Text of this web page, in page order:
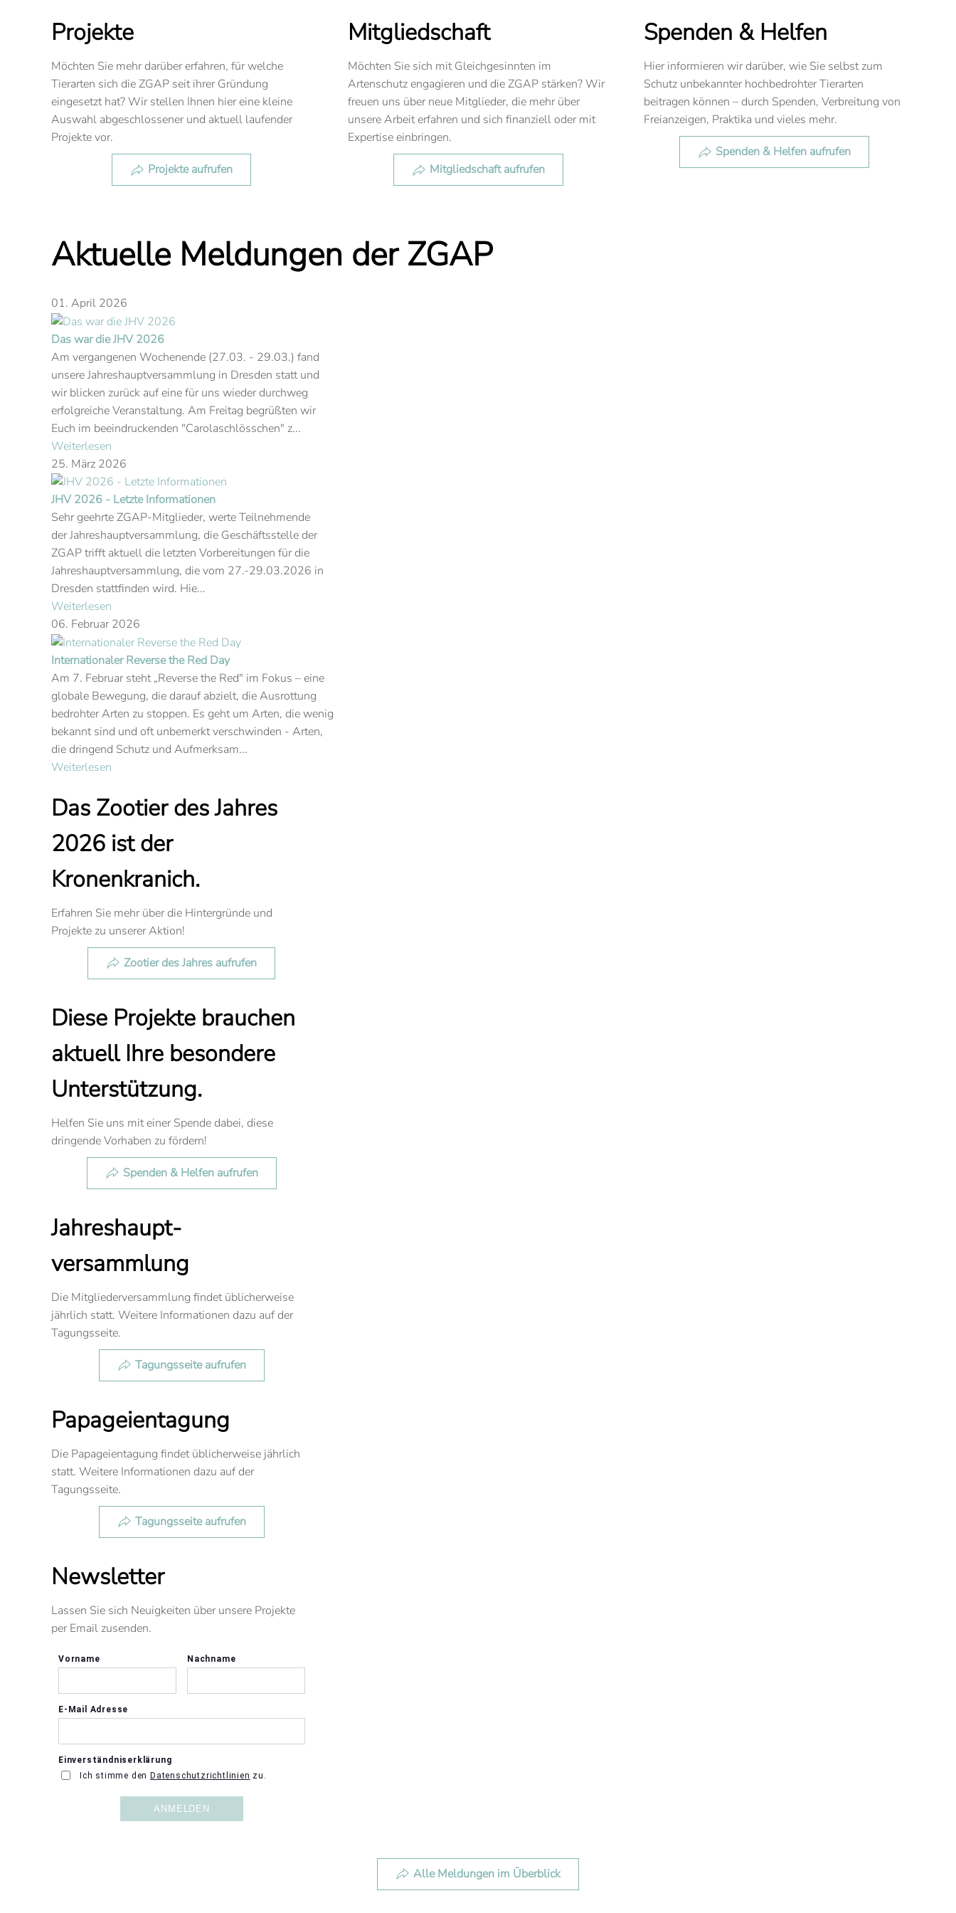
Projekte
Möchten Sie mehr darüber erfahren, für welche
Tierarten sich die ZGAP seit ihrer Gründung
eingesetzt hat? Wir stellen Ihnen hier eine kleine
Auswahl abgeschlossener und aktuell laufender
Projekte vor.
Projekte aufrufen
Mitgliedschaft
Möchten Sie sich mit Gleichgesinnten im
Artenschutz engagieren und die ZGAP stärken? Wir
freuen uns über neue Mitglieder, die mehr über
unsere Arbeit erfahren und sich finanziell oder mit
Expertise einbringen.
Mitgliedschaft aufrufen
Spenden & Helfen
Hier informieren wir darüber, wie Sie selbst zum
Schutz unbekannter hochbedrohter Tierarten
beitragen können – durch Spenden, Verbreitung von
Freianzeigen, Praktika und vieles mehr.
Spenden & Helfen aufrufen
Aktuelle Meldungen der ZGAP
01. April 2026
Das war die JHV 2026
Am vergangenen Wochenende (27.03. - 29.03.) fand
unsere Jahreshauptversammlung in Dresden statt und
wir blicken zurück auf eine für uns wieder durchweg
erfolgreiche Veranstaltung. Am Freitag begrüßten wir
Euch im beeindruckenden "Carolaschlösschen" z...
Weiterlesen
25. März 2026
JHV 2026 - Letzte Informationen
Sehr geehrte ZGAP-Mitglieder, werte Teilnehmende
der Jahreshauptversammlung, die Geschäftsstelle der
ZGAP trifft aktuell die letzten Vorbereitungen für die
Jahreshauptversammlung, die vom 27.-29.03.2026 in
Dresden stattfinden wird. Hie...
Weiterlesen
06. Februar 2026
Internationaler Reverse the Red Day
Am 7. Februar steht „Reverse the Red" im Fokus – eine
globale Bewegung, die darauf abzielt, die Ausrottung
bedrohter Arten zu stoppen. Es geht um Arten, die wenig
bekannt sind und oft unbemerkt verschwinden - Arten,
die dringend Schutz und Aufmerksam...
Weiterlesen
Das Zootier des Jahres
2026 ist der
Kronenkranich.
Erfahren Sie mehr über die Hintergründe und
Projekte zu unserer Aktion!
Zootier des Jahres aufrufen
Diese Projekte brauchen
aktuell Ihre besondere
Unterstützung.
Helfen Sie uns mit einer Spende dabei, diese
dringende Vorhaben zu fördern!
Spenden & Helfen aufrufen
Jahreshaupt-
versammlung
Die Mitgliederversammlung findet üblicherweise
jährlich statt. Weitere Informationen dazu auf der
Tagungsseite.
Tagungsseite aufrufen
Papageientagung
Die Papageientagung findet üblicherweise jährlich
statt. Weitere Informationen dazu auf der
Tagungsseite.
Tagungsseite aufrufen
Newsletter
Lassen Sie sich Neuigkeiten über unsere Projekte
per Email zusenden.
Alle Meldungen im Überblick